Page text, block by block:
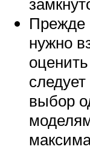
Прежде
нужно
выбор